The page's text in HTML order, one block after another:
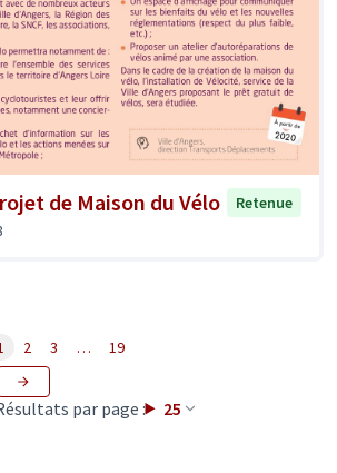
de Maison du Vélo
Retenue
par page : 25
2 3 … 19